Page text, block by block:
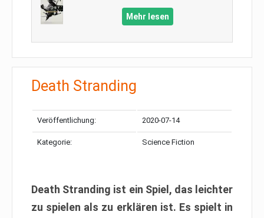
Mehr lesen
Death Stranding
Veröffentlichung: 2020-07-14
Kategorie: Science Fiction
Death Stranding ist ein Spiel, das leichter
zu spielen als zu erklären ist. Es spielt in